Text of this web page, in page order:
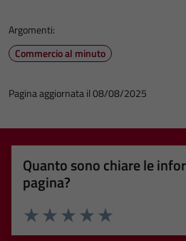
Argomenti:
Commercio al minuto
Pagina aggiornata il 08/08/2025
Quanto sono chiare le
pagina?
Valuta 5 stelle su
Valuta 4 stelle su 5
Valuta 3 stelle su 5
Valuta 2 stelle su 5
Valuta 1 stelle su 5